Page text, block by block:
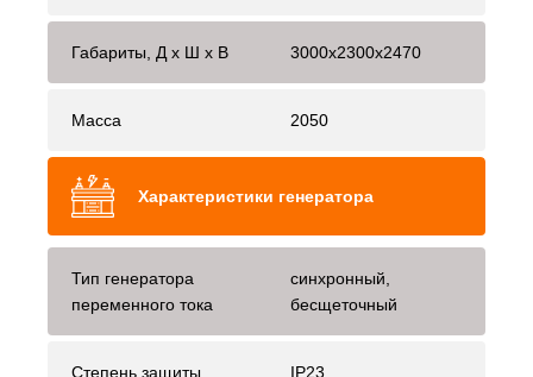
Габариты, Д x Ш x В 3000x2300x2470
Масса 2050
Характеристики генератора
Тип генератора
переменного тока
синхронный,
бесщеточный
Степень защиты IP23